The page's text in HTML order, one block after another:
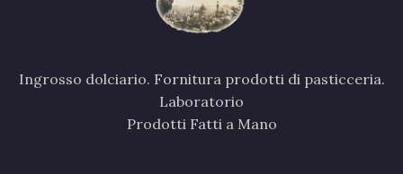
Ingrosso dolciario. Fornitura prodotti di pasticceria.
Laboratorio
Prodotti Fatti a Mano